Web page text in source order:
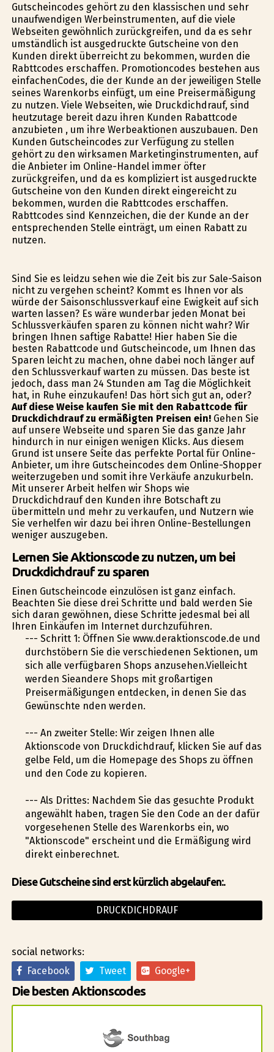
Gutscheincodes gehört zu den klassischen und sehr
unaufwendigen Werbeinstrumenten, auf die viele
Webseiten gewöhnlich zurückgreifen, und da es sehr
umständlich ist ausgedruckte Gutscheine von den
Kunden direkt überreicht zu bekommen, wurden die
Rabttcodes erschaffen. Promotioncodes bestehen aus
einfachenCodes, die der Kunde an der jeweiligen Stelle
seines Warenkorbs einfügt, um eine Preisermäßigung
zu nutzen. Viele Webseiten, wie Druckdichdrauf, sind
heutzutage bereit dazu ihren Kunden Rabattcode
anzubieten , um ihre Werbeaktionen auszubauen. Den
Kunden Gutscheincodes zur Verfügung zu stellen
gehört zu den wirksamen Marketinginstrumenten, auf
die Anbieter im Online-Handel immer öfter
zurückgreifen, und da es kompliziert ist ausgedruckte
Gutscheine von den Kunden direkt eingereicht zu
bekommen, wurden die Rabttcodes erschaffen.
Rabttcodes sind Kennzeichen, die der Kunde an der
entsprechenden Stelle einträgt, um einen Rabatt zu
nutzen.
Sind Sie es leidzu sehen wie die Zeit bis zur Sale-Saison
nicht zu vergehen scheint? Kommt es Ihnen vor als
würde der Saisonschlussverkauf eine Ewigkeit auf sich
warten lassen? Es wäre wunderbar jeden Monat bei
Schlussverkäufen sparen zu können nicht wahr? Wir
bringen Ihnen saftige Rabatte! Hier haben Sie die
besten Rabattcode und Gutscheincode, um Ihnen das
Sparen leicht zu machen, ohne dabei noch länger auf
den Schlussverkauf warten zu müssen. Das beste ist
jedoch, dass man 24 Stunden am Tag die Möglichkeit
hat, in Ruhe einzukaufen! Das hört sich gut an, oder?
Auf diese Weise kaufen Sie mit den Rabattcode für
Druckdichdrauf zu ermäßigten Preisen ein!Gehen Sie
auf unsere Webseite und sparen Sie das ganze Jahr
hindurch in nur einigen wenigen Klicks. Aus diesem
Grund ist unsere Seite das perfekte Portal für Online-
Anbieter, um ihre Gutscheincodes dem Online-Shopper
weiterzugeben und somit ihre Verkäufe anzukurbeln.
Mit unserer Arbeit helfen wir Shops wie
Druckdichdrauf den Kunden ihre Botschaft zu
übermitteln und mehr zu verkaufen, und Nutzern wie
Sie verhelfen wir dazu bei ihren Online-Bestellungen
weniger auszugeben.
Lernen Sie Aktionscode zu nutzen, um bei
Druckdichdrauf zu sparen
Einen Gutscheincode einzulösen ist ganz einfach.
Beachten Sie diese drei Schritte und bald werden Sie
sich daran gewöhnen, diese Schritte jedesmal bei all
Ihren Einkäufen im Internet durchzuführen.
--- Schritt 1: Öffnen Sie www.deraktionscode.de und
durchstöbern Sie die verschiedenen Sektionen, um
sich alle verfügbaren Shops anzusehen.Vielleicht
werden Sieandere Shops mit großartigen
Preisermäßigungen entdecken, in denen Sie das
Gewünschte finden werden.
--- An zweiter Stelle: Wir zeigen Ihnen alle
Aktionscode von Druckdichdrauf, klicken Sie auf das
gelbe Feld, um die Homepage des Shops zu öffnen
und den Code zu kopieren.
--- Als Drittes: Nachdem Sie das gesuchte Produkt
angewählt haben, tragen Sie den Code an der dafür
vorgesehenen Stelle des Warenkorbs ein, wo
"Aktionscode" erscheint und die Ermäßigung wird
direkt einberechnet.
Diese Gutscheine sind erst kürzlich abgelaufen:.
DRUCKDICHDRAUF
social networks:
Facebook
Tweet Google+
Die besten Aktionscodes